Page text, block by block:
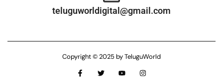
teluguworldigital@gmail.com
Copyright © 2025 by TeluguWorld